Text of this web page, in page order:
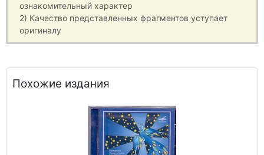
ознакомительный характер
2) Качество представленных фрагментов уступает
оригиналу
Похожие издания